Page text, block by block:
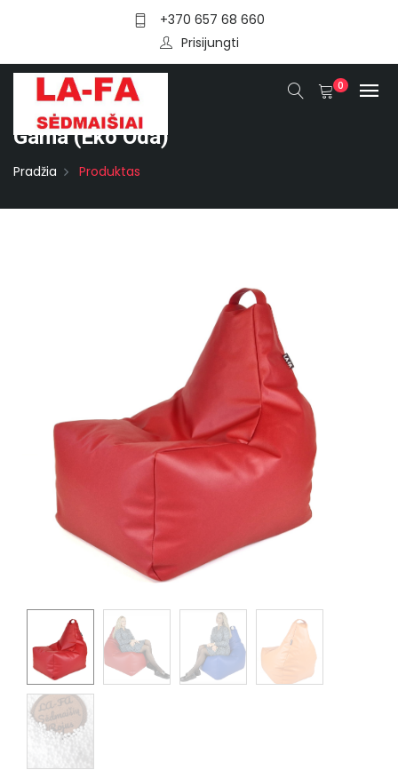
+370 657 68 660
Prisijungti
0
Gama (eko Oda)
Pradžia Produktas